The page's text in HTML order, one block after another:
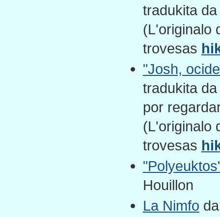
tradukita
(L'originalo
trovesas
"Josh,
tradukita
por
(L'originalo
trovesas
Houillon
La Nimfo